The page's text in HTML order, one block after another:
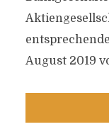
August 2019